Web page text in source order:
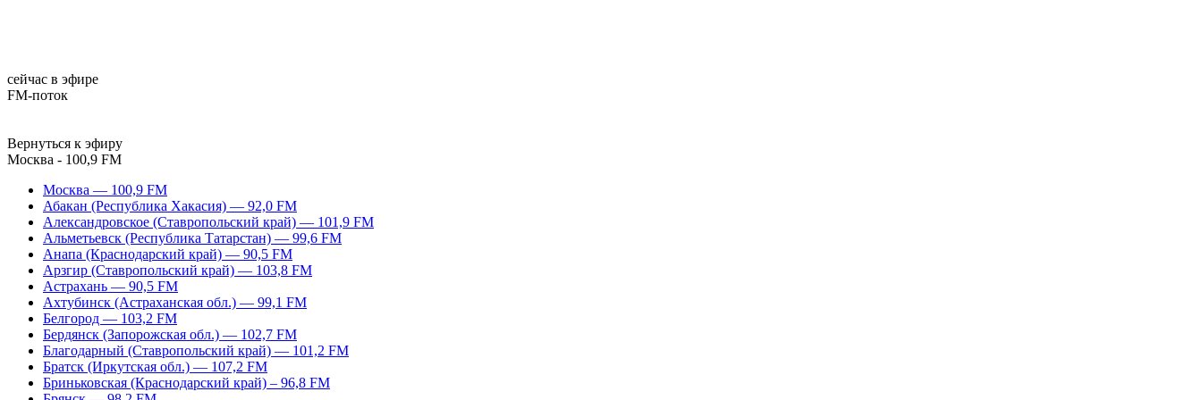
сейчас в эфире
FM-поток
Вернуться к эфиру
Москва - 100,9 FM
Москва — 100,9 FM
Абакан (Республика Хакасия) — 92,0 FM
Александровское (Ставропольский край) — 101,9 FM
Альметьевск (Республика Татарстан) — 99,6 FM
Анапа (Краснодарский край) — 90,5 FM
Арзгир (Ставропольский край) — 103,8 FM
Астрахань — 90,5 FM
Ахтубинск (Астраханская обл.) — 99,1 FM
Белгород — 103,2 FM
Бердянск (Запорожская обл.) — 102,7 FM
Благодарный (Ставропольский край) — 101,2 FM
Братск (Иркутская обл.) — 107,2 FM
Бриньковская (Краснодарский край) – 96,8 FM